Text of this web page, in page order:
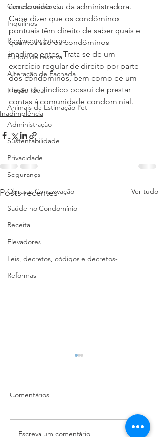
Correspondência
Inquilinos
Regimento Interno
Fundo de reserva
Alteração de Fachada
Fração Ideal
Animais de Estimação Pet
Administração
Sustentabilidade
Privacidade
Segurança
Obras e Conservação
Saúde no Condomínio
Receita
Elevadores
Leis, decretos, códigos e decretos-
Reformas
condomínio ou da administradora.
Cabe dizer que os condôminos
pontuais têm direito de saber quais e
quantos são os condôminos
inadimplentes. Trata-se de um
exercício regular de direito por parte
dos condôminos, bem como de um
dever do síndico possui de prestar
contas à comunidade condominial.
Inadimplência
Posts recentes Ver tudo
Taxa de Condomínio no
Comentários
Escreva um comentário